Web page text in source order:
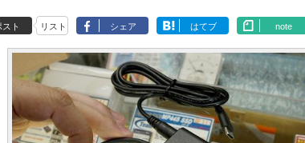
スト リスト シェア はてブ note